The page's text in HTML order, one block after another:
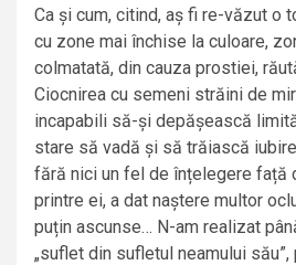
Ca și cum, citind, aș fi re-văzut o
cu zone mai închise la culoare,
colmatată, din cauza prostiei,
Ciocnirea cu semeni străini de
incapabili să-și depășească
stare să vadă și să trăiască
fără nici un fel de înțelegere față
printre ei, a dat naștere multor
puțin ascunse… N-am realizat
„suflet din sufletul neamului